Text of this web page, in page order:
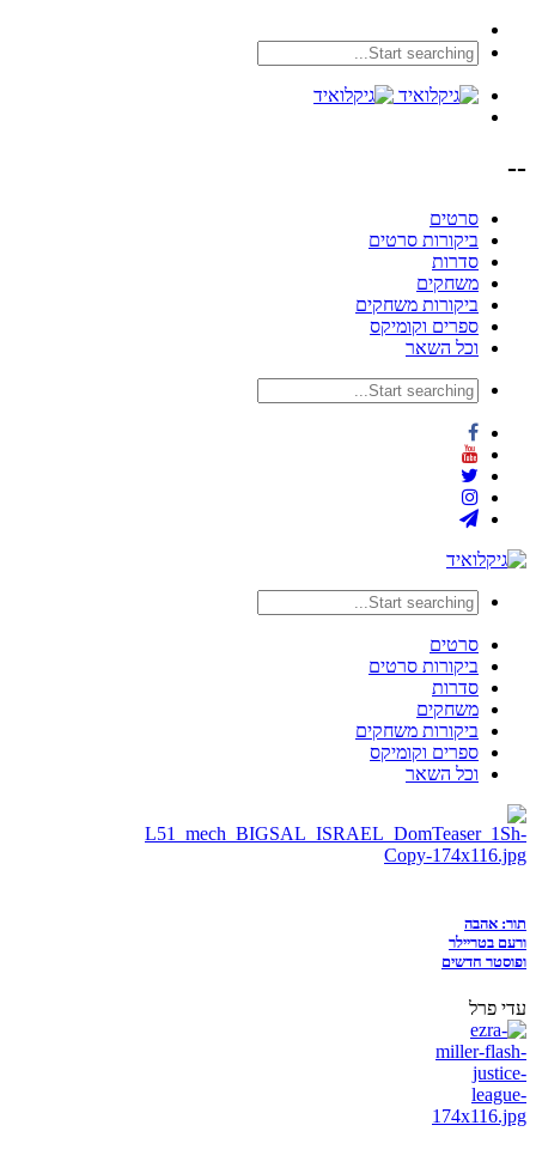
--
סרטים
ביקורות סרטים
סדרות
משחקים
ביקורות משחקים
ספרים וקומיקס
וכל השאר
סרטים
ביקורות סרטים
סדרות
משחקים
ביקורות משחקים
ספרים וקומיקס
וכל השאר
תור: אהבה
ורעם בטריילר
ופוסטר חדשים
עדי פרל